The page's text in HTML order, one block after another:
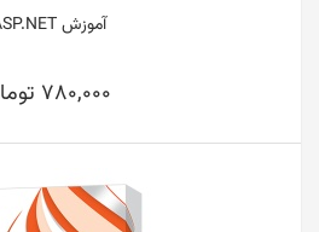
آموزش ASP.NET
780,000 تومان